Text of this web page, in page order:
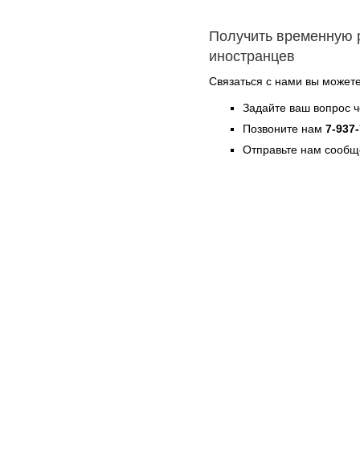
Получить временную
иностранцев
Связаться с нами вы
Задайте ваш вопрос
Позвоните нам 7-
Отправьте нам